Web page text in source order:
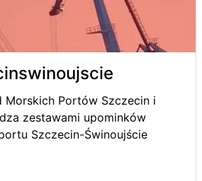
Morskich Portów Szczecin i
zestawami upominków
Szczecin-Świnoujście